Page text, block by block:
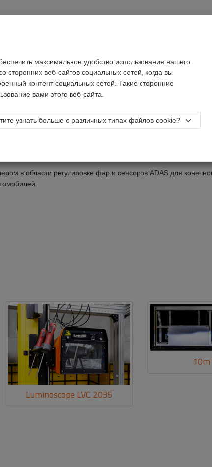
трудоустройства
грузовых автомобилей
в области регулировке фар и сенсоров ADAS для
Luminoscope LVC 2035
максимальное удобство использования нашего
веб-сайтов социальных сетей, когда вы
контент социальных сетей. Такие сторонние
вами этого веб-сайта.
узнать больше о различных типах файлов cookie?